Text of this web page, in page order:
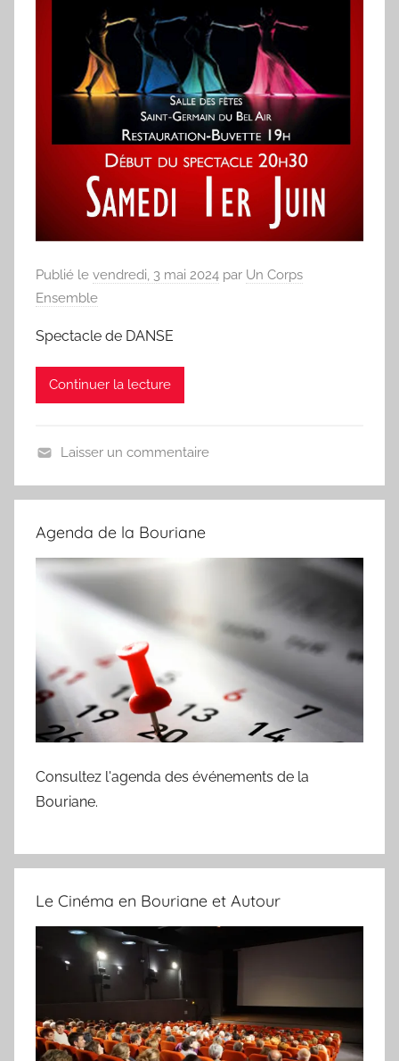
Publié le vendredi, 3 mai 2024 par Un Corps
Ensemble
Spectacle de DANSE
Continuer la lecture
v
e
t
s
Laisser un commentaire
Agenda de la Bouriane
Consultez l'agenda des événements de la
Bouriane.
Le Cinéma en Bouriane et Autour